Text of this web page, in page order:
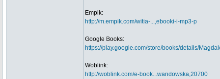
Empik:
http://m.empik.com/witia-...,ebooki-i-mp3-p
Google Books:
https://play.google.com/store/books/details/
Woblink:
http://woblink.com/e-book...wandowska,20700